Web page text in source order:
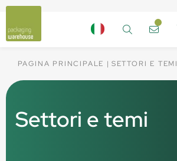
PAGINA PRINCIPALE SETTORI E TEMI
Settori e temi